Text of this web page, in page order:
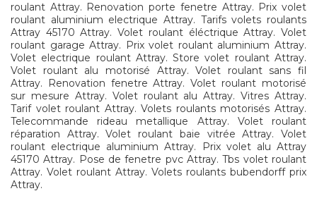
roulant Attray. Renovation porte fenetre Attray. Prix volet
roulant aluminium electrique Attray. Tarifs volets roulants
Attray 45170 Attray. Volet roulant éléctrique Attray. Volet
roulant garage Attray. Prix volet roulant aluminium Attray.
Volet electrique roulant Attray. Store volet roulant Attray.
Volet roulant alu motorisé Attray. Volet roulant sans fil
Attray. Renovation fenetre Attray. Volet roulant motorisé
sur mesure Attray. Volet roulant alu Attray. Vitres Attray.
Tarif volet roulant Attray. Volets roulants motorisés Attray.
Telecommande rideau metallique Attray. Volet roulant
réparation Attray. Volet roulant baie vitrée Attray. Volet
roulant electrique aluminium Attray. Prix volet alu Attray
45170 Attray. Pose de fenetre pvc Attray. Tbs volet roulant
Attray. Volet roulant Attray. Volets roulants bubendorff prix
Attray.